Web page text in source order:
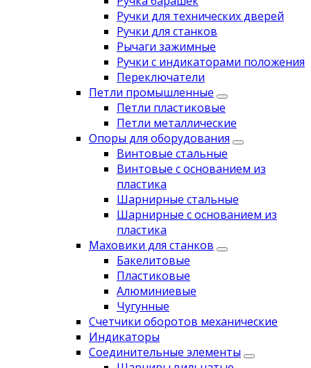
Ручки для технических дверей
Ручки для станков
Рычаги зажимные
Ручки с индикаторами положения
Переключатели
Петли промышленные
Петли пластиковые
Петли металлические
Опоры для оборудования
Винтовые стальные
Винтовые с основанием из
пластика
Шарнирные стальные
Шарнирные с основанием из
пластика
Маховики для станков
Бакелитовые
Пластиковые
Алюминиевые
Чугунные
Счетчики оборотов механические
Индикаторы
Соединительные элементы